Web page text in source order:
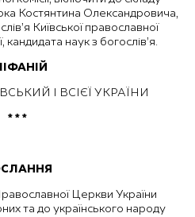
Костянтина Олександровича,
Київської православної
кандидата наук з богослів’я.
І ВСІЄЇ УКРАЇНИ
* * *
Церкви України
та до українського народу